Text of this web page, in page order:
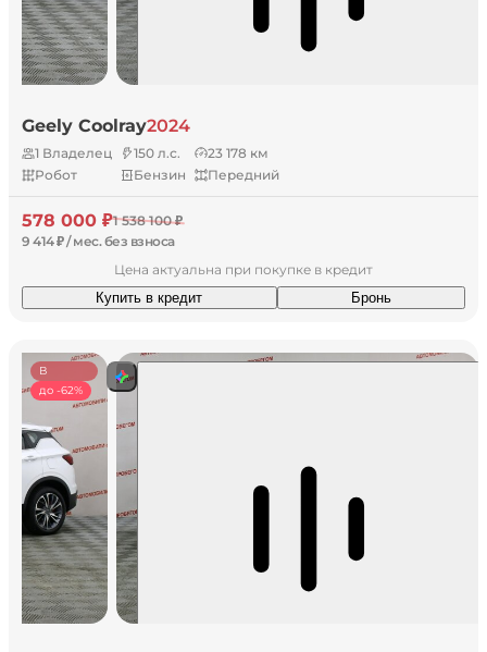
Geely Coolray2024
1 Владелец 150 л.с.
23 178 км
Робот
Бензин Передний
578 000 ₽1 538 100 ₽
9 414 ₽ / мес. без взноса
Цена актуальна при покупке в кредит
Купить в кредит
Бронь
В
наличии
до -62%